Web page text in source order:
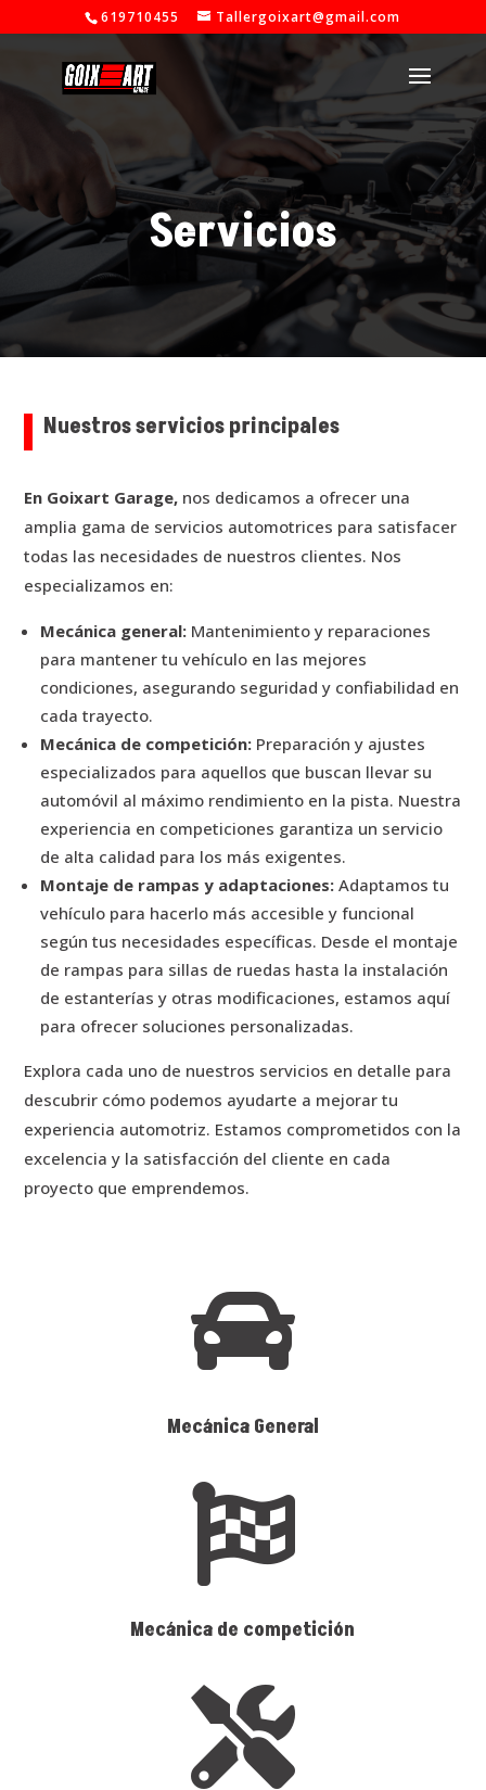
619710455 Tallergoixart@gmail.com
Servicios
Nuestros servicios principales
En Goixart Garage, nos dedicamos a ofrecer una
amplia gama de servicios automotrices para satisfacer
todas las necesidades de nuestros clientes. Nos
especializamos en:
Mecánica general: Mantenimiento y reparaciones
para mantener tu vehículo en las mejores
condiciones, asegurando seguridad y confiabilidad en
cada trayecto.
Mecánica de competición: Preparación y ajustes
especializados para aquellos que buscan llevar su
automóvil al máximo rendimiento en la pista. Nuestra
experiencia en competiciones garantiza un servicio
de alta calidad para los más exigentes.
Montaje de rampas y adaptaciones: Adaptamos tu
vehículo para hacerlo más accesible y funcional
según tus necesidades específicas. Desde el montaje
de rampas para sillas de ruedas hasta la instalación
de estanterías y otras modificaciones, estamos aquí
para ofrecer soluciones personalizadas.
Explora cada uno de nuestros servicios en detalle para
descubrir cómo podemos ayudarte a mejorar tu
experiencia automotriz. Estamos comprometidos con la
excelencia y la satisfacción del cliente en cada
proyecto que emprendemos.

Mecánica General

Mecánica de competición
